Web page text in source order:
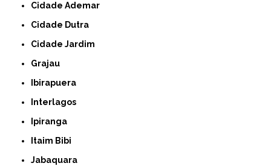
Cidade Ademar
Cidade Dutra
Cidade Jardim
Grajau
Ibirapuera
Interlagos
Ipiranga
Itaim Bibi
Jabaquara